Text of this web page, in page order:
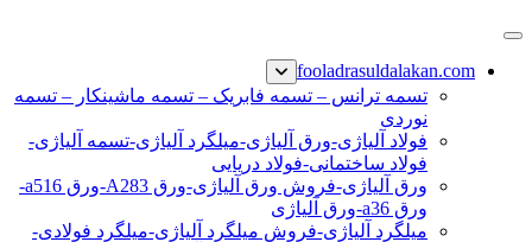
پرش
محتوا
نبشی فولادی-ناودانی فولادی-قیمت ورق-قیمت فولاد
fooladrasuldalakan.com
تسمه ترانس – تسمه فابریک – تسمه ماشینکار – تسمه
نوردی
فولاد آلیاژی-ورق آلیاژی-میلگرد آلیاژی-تسمه آلیاژی-
فولاد ساختمانی-فولاد دریایی
ورق آلیاژی-فروش ورق آلیاژی-ورق A283-ورق a516-
ورق a36-ورق آلیاژی
میلگرد آلیاژی-فروش میلگرد آلیاژی-میلگرد فولادی-